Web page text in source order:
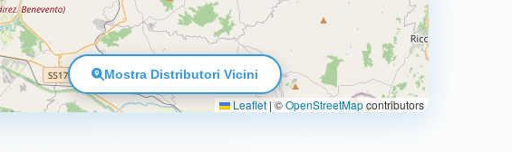
Leaflet | ©OpenStreetMapcontributors
Mostra Distributori Vicini